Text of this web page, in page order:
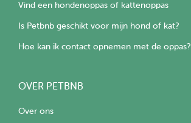
Vind een hondenoppas of kattenoppas
Is Petbnb geschikt voor mijn hond of kat?
Hoe kan ik contact opnemen met de oppas?
OVER PETBNB
Over ons